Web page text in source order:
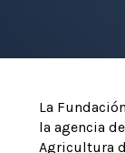
La
la agencia
Agricultura